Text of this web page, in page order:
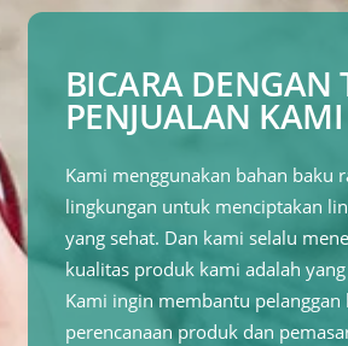
BICARA DENGAN
PENJUALAN KAMI
Kami menggunakan bahan baku
lingkungan untuk menciptakan
yang sehat. Dan kami selalu
kualitas produk kami adalah
Kami ingin membantu pelanggan
perencanaan produk dan